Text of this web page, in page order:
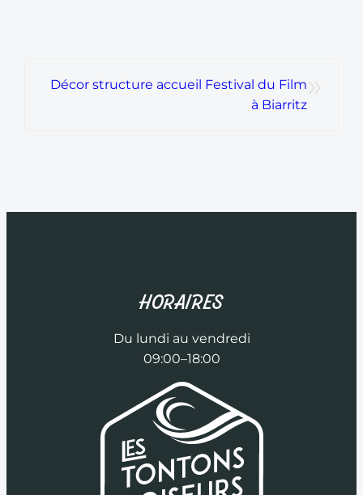
Décor structure accueil Festival du Film
à Biarritz
HORAIRES
Du lundi au vendredi
09:00–18:00